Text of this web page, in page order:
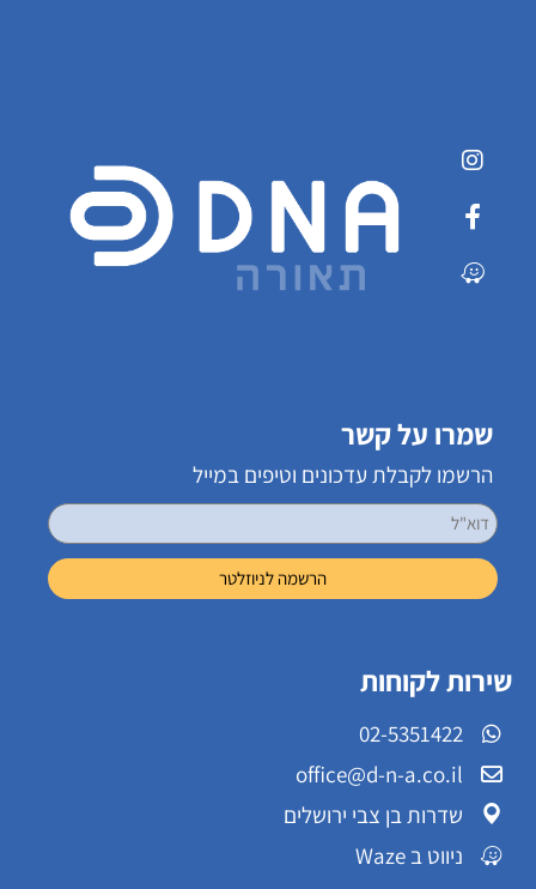
שמרו על קשר
הרשמו לקבלת עדכונים וטיפים במייל
שירות לקוחות
02-5351422
office@d-n-a.co.il
שדרות בן צבי ירושלים
ניווט ב Waze